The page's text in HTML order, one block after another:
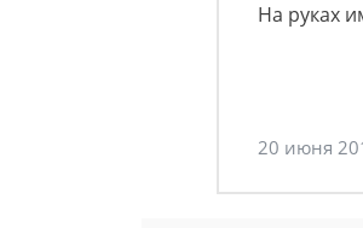
На руках
20 июня